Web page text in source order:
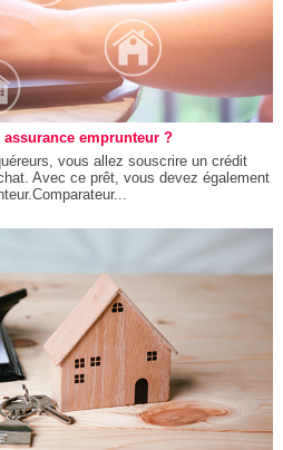
emprunteur ?
vous allez souscrire un crédit
Avec ce prêt, vous devez également